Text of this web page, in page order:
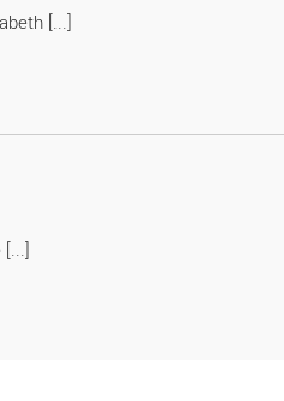
[...]
[...]